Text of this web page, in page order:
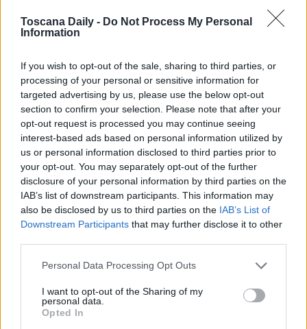
Toscana Daily - Do Not Process My Personal
Information
If you wish to opt-out of the sale, sharing to third parties, or
processing of your personal or sensitive information for
targeted advertising by us, please use the below opt-out
section to confirm your selection. Please note that after your
opt-out request is processed you may continue seeing
interest-based ads based on personal information utilized by
us or personal information disclosed to third parties prior to
your opt-out. You may separately opt-out of the further
disclosure of your personal information by third parties on the
IAB’s list of downstream participants. This information may
also be disclosed by us to third parties on the IAB’s List of
Downstream Participants that may further disclose it to other
Personal Data Processing Opt Outs
I want to opt-out of the Sharing of my
personal data.
Opted In
una volta stabilizzato, è stato portato in codice rosso al
pronto soccorso dell’ospedale di Grosseto.
Sul luogo dell’incidente sono intervenute anche le forze
dell’ordine per i rilievi.
Precedente